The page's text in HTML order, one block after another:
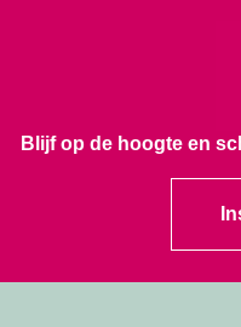
Blijf op de hoogte en